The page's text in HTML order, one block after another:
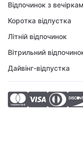
Відпочинок з
Коротка відпустка
Літній відпочинок
Вітрильний
Дайвінг-відпустка